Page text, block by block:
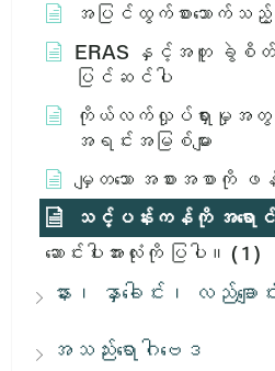
အပြင်ထွက်စားသောက်သည့်အ
ERAS နှင့်အတူ ခွဲ
ပြင်ဆင်ပါ
ကိုယ်လက်လှုပ်ရှားမှုအ
အရင်းအမြစ်များ
မျှတသော အစားအစာကို ဖ
သင့်ပန်းကန်ကို အရောင်
ဆောင်းပါးအားလုံးကို ပြပါ။ ( 1 )
နား၊ နှာခေါင်း၊ လည်ချောင်
အသည်းရောဂါဗေဒ